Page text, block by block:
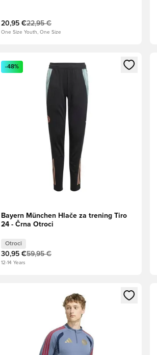
20,95 €22,95 €
One Size Youth, One Size
Odpre Modal za prijavo ali vpis kot član
-48%
Bayern München Hlače za trening Tiro
24 - Črna Otroci
Otroci
30,95 €59,95 €
12-14 Years
Odpre Modal za prijavo ali vpis kot član